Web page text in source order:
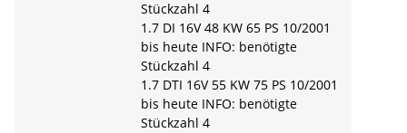
Stückzahl 4
1.7 DI 16V 48 KW 65 PS 10/2001
bis heute INFO: benötigte
Stückzahl 4
1.7 DTI 16V 55 KW 75 PS 10/2001
bis heute INFO: benötigte
Stückzahl 4